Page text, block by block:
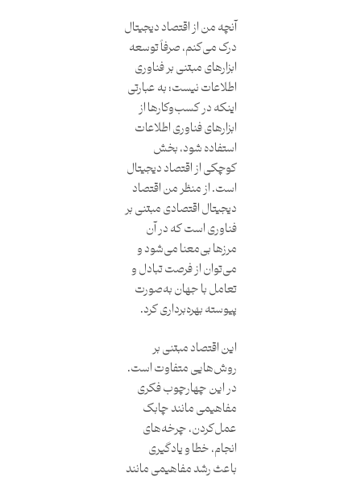
آنچه من از اقتصاد دیجیتال
درک می‌کنم، صرفاً توسعه
ابزارهای مبتنی بر فناوری
اطلاعات نیست؛ به عبارتی
اینکه در کسب‌وکارها از
ابزارهای فناوری اطلاعات
استفاده شود، بخش
کوچکی از اقتصاد دیجیتال
است. از منظر من اقتصاد
دیجیتال اقتصادی مبتنی بر
فناوری است که در آن
مرزها بی‌معنا می‌شود و
می‌توان از فرصت تبادل و
تعامل با جهان به‌صورت
پیوسته بهره‌برداری کرد.
این اقتصاد مبتنی بر
روش‌هایی متفاوت است.
در این چهارچوب فکری
مفاهیمی مانند چابک
عمل‌کردن، چرخه‌های
انجام، خطا و یادگیری
باعث رشد مفاهیمی مانند